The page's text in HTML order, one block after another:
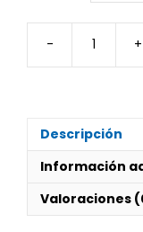
- +
Descripción
Información
Valoraciones